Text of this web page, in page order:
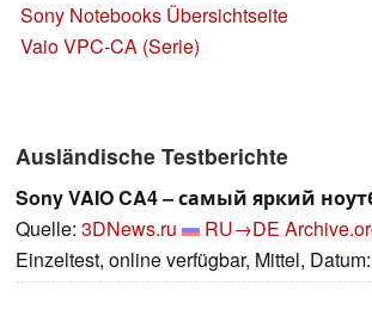
Sony Notebooks Übersichtseite
Vaio VPC-CA (Serie)
Ausländische Testberichte
Sony VAIO CA4 – самый яркий
Quelle: 3DNews.ru RU→DE
Einzeltest, online verfügbar, Mittel,